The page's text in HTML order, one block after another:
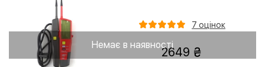
Немає в наявності
7 оцінок
2649